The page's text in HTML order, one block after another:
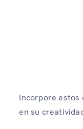
Incorpore estos
en su